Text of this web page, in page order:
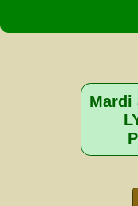
Mardi